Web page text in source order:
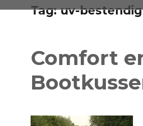
Tag:uv-bestendig
Comfort